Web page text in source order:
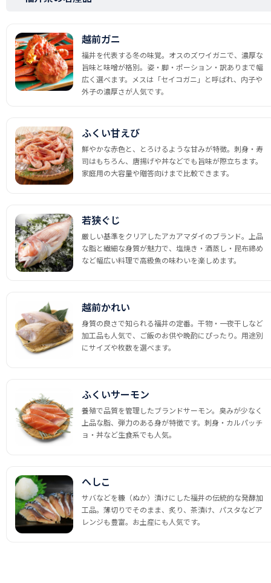
越前ガニ
福井を代表する冬の味覚。オスのズワイガニで、濃厚な
旨味と味噌が格別。姿・脚・ポーション・訳ありまで幅
広く選べます。メスは「セイコガニ」と呼ばれ、内子や
外子の濃厚さが人気です。
ふくい甘えび
鮮やかな赤色と、とろけるような甘みが特徴。刺身・寿
司はもちろん、唐揚げや丼などでも旨味が際立ちます。
家庭用の大容量や贈答向けまで比較できます。
若狭ぐじ
厳しい基準をクリアしたアカアマダイのブランド。上品
な脂と繊細な身質が魅力で、塩焼き・酒蒸し・昆布締め
など幅広い料理で高級魚の味わいを楽しめます。
越前かれい
身質の良さで知られる福井の定番。干物・一夜干しなど
加工品も人気で、ご飯のお供や晩酌にぴったり。用途別
にサイズや枚数を選べます。
ふくいサーモン
養殖で品質を管理したブランドサーモン。臭みが少なく
上品な脂、弾力のある身が特徴です。刺身・カルパッチ
ョ・丼など生食系でも人気。
へしこ
サバなどを糠（ぬか）漬けにした福井の伝統的な発酵加
工品。薄切りでそのまま、炙り、茶漬け、パスタなどア
レンジも豊富。お土産にも人気です。